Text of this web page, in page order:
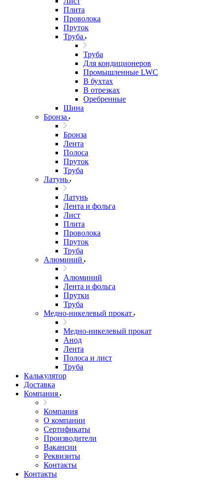
Плита
Проволока
Пруток
Труба
Труба
Для кондиционеров
Промышленные LWC
В бухтах
В отрезках
Оребренные
Шина
Бронза
Бронза
Лента
Полоса
Пруток
Труба
Латунь
Латунь
Лента и фольга
Лист
Плита
Проволока
Пруток
Труба
Алюминий
Алюминий
Лента и фольга
Прутки
Труба
Медно-никелевый прокат
Медно-никелевый прокат
Анод
Лента
Полоса и лист
Труба
Калькулятор
Доставка
Компания
Компания
О компании
Сертификаты
Производители
Вакансии
Реквизиты
Контакты
Контакты